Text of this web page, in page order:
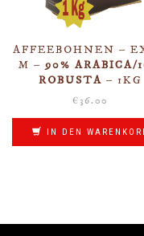
KAFFEEBOHNEN –
M – 90% ARABICA/
ROBUSTA – 1KG
€ 36.00
IN DEN